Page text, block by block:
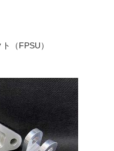
（FPSU）